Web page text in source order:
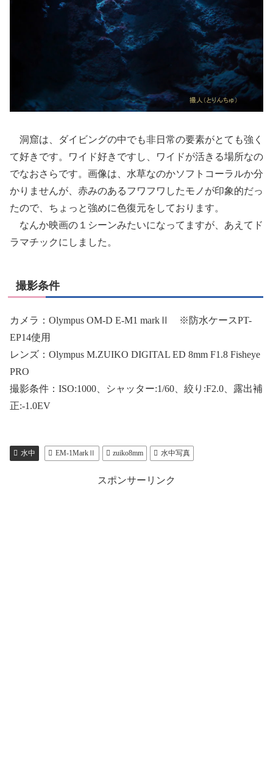
洞窟は、ダイビングの中でも非日常の要素がとても強く
て好きです。ワイド好きですし、ワイドが活きる場所なの
でなおさらです。画像は、水草なのかソフトコーラルか分
かりませんが、赤みのあるフワフワしたモノが印象的だっ
たので、ちょっと強めに色復元をしております。
なんか映画の１シーンみたいになってますが、あえてド
ラマチックにしました。
撮影条件
カメラ：Olympus OM-D E-M1 markⅡ ※防水ケースPT-
EP14使用
レンズ：Olympus M.ZUIKO DIGITAL ED 8mm F1.8 Fisheye
PRO
撮影条件：ISO:1000、シャッター:1/60、絞り:F2.0、露出補
正:-1.0EV
水中 EM-1MarkⅡ zuiko8mm 水中写真
スポンサーリンク